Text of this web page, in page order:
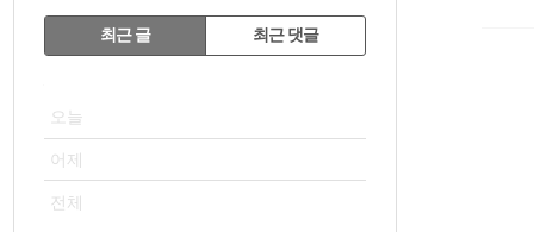
RECENTLY
최근 글 최근 댓글
오늘
어제
전체